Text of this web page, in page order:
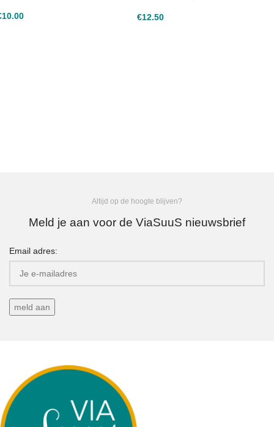
10.00 €12.50
Altijd op de hoogte blijven?
Meld je aan voor de ViaSuuS nieuwsbrief
Email adres: